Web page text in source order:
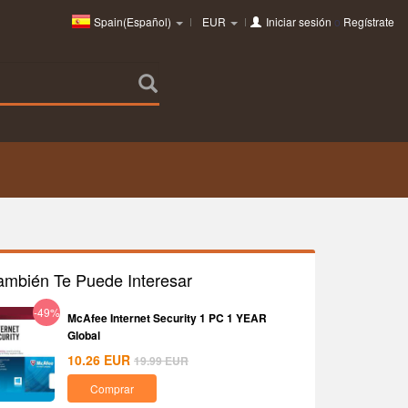
Spain(Español) EUR Iniciar sesión o Regístrate
Te Puede Interesar
-49% McAfee Internet Security 1 PC 1 YEAR
Global
10.26 EUR 19.99EUR
Comprar